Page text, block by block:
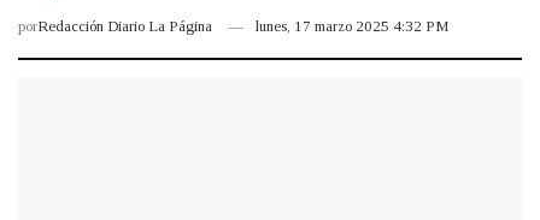
porRedacción Diario La Página lunes, 17 marzo 2025 4:32 PM